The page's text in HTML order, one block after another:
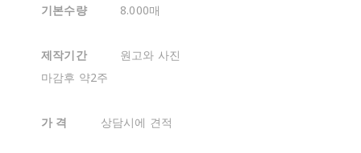
기본수량 8.000매
제작기간
원고와 사진
마감후 약2주
가 격 상담시에 견적